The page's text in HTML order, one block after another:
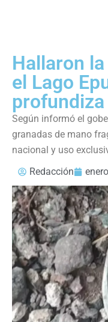
Hallaron
el Lago
Según informó el
granadas de mano
nacional y uso
Redacción